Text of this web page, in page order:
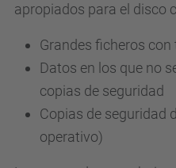
apropiados para el disco
Grandes ficheros con
Datos en los que no
copias de seguridad
Copias de seguridad
operativo)